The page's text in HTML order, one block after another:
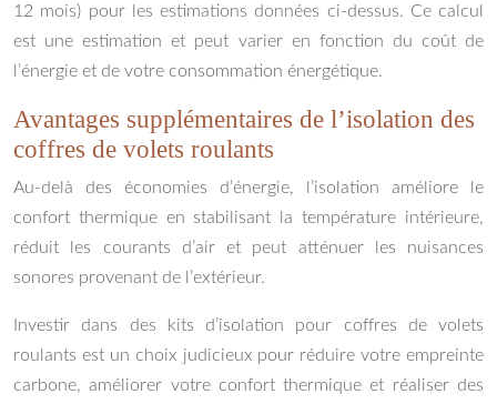
12 mois) pour les estimations données ci-dessus. Ce calcul
est une estimation et peut varier en fonction du coût de
l’énergie et de votre consommation énergétique.
Avantages supplémentaires de l’isolation des
coffres de volets roulants
Au-delà des économies d’énergie, l’isolation améliore le
confort thermique en stabilisant la température intérieure,
réduit les courants d’air et peut atténuer les nuisances
sonores provenant de l’extérieur.
Investir dans des kits d’isolation pour coffres de volets
roulants est un choix judicieux pour réduire votre empreinte
carbone, améliorer votre confort thermique et réaliser des